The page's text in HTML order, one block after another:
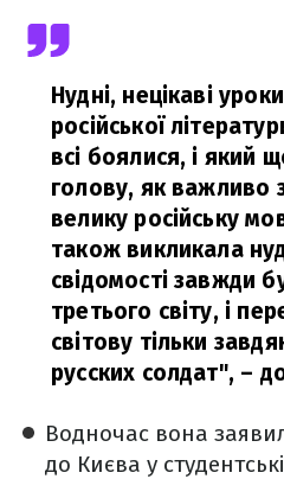
Нудні, нецікаві
російської
всі боялися, і який
голову, як важливо
велику російську
також викликала
свідомості завжди
третього світу, і
світову тільки
русских солдат", –
Водночас вона
до Києва у